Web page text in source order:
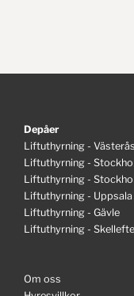
Depåer
Liftuthyrning - Västerås
Liftuthyrning -
Liftuthyrning -
Liftuthyrning - Uppsala
Liftuthyrning - Gävle
Liftuthyrning -
Om oss